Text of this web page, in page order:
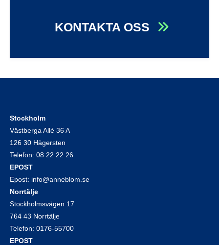
KONTAKTA OSS
Stockholm
Västberga Allé 36 A
126 30 Hägersten
Telefon: 08 22 22 26
EPOST
Epost: info@anneblom.se
Norrtälje
Stockholmsvägen 17
764 43 Norrtälje
Telefon: 0176-55700
EPOST